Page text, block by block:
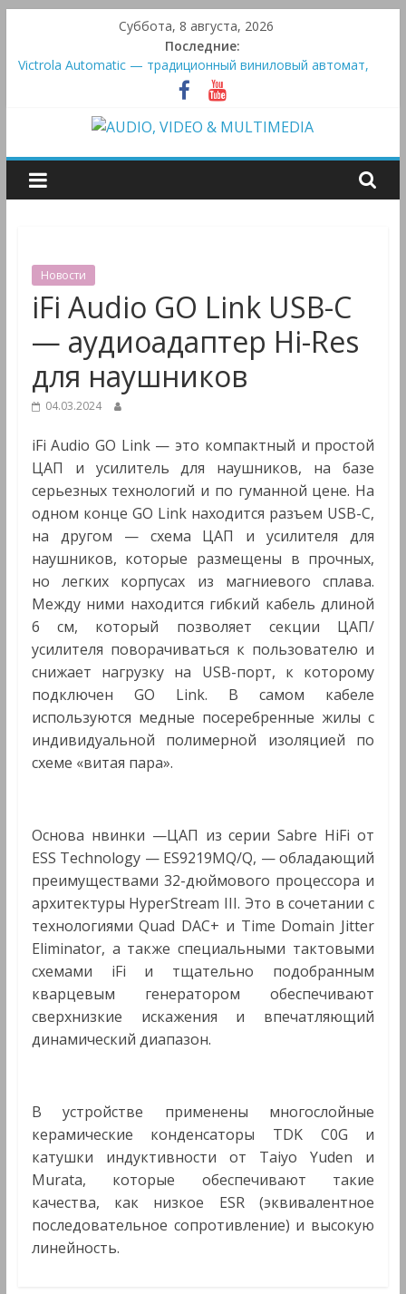
content
Суббота, 8 августа, 2026
Последние:
Victrola Automatic — традиционный виниловый автомат,
Активная система Meridian Ellipse: платформа R2 Electronics
Platform и программное ядро Atlas Ellipse
крикливые и выносливые
Преамп Schiit Saga 2: лестничная громкость, пассивный или
активный класс А
AUDIO,
VIDEO
&
MULTIMEDIA
Аудио,
Видео
Мультимедиа
Новости
iFi Audio GO Link USB-C
— аудиоадаптер Hi-Res
для наушников
04.03.2024
iFi Audio GO Link — это компактный и простой
ЦАП и усилитель для наушников, на базе
серьезных технологий и по гуманной цене. На
одном конце GO Link находится разъем USB-C,
на другом — схема ЦАП и усилителя для
наушников, которые размещены в прочных,
но легких корпусах из магниевого сплава.
Между ними находится гибкий кабель длиной
6 см, который позволяет секции ЦАП/
усилителя поворачиваться к пользователю и
снижает нагрузку на USB-порт, к которому
подключен GO Link. В самом кабеле
используются медные посеребренные жилы с
индивидуальной полимерной изоляцией по
схеме «витая пара».
Основа нвинки —ЦАП из серии Sabre HiFi от
ESS Technology — ES9219MQ/Q, — обладающий
преимуществами 32-дюймового процессора и
архитектуры HyperStream III. Это в сочетании с
технологиями Quad DAC+ и Time Domain Jitter
Eliminator, а также специальными тактовыми
схемами iFi и тщательно подобранным
кварцевым генератором обеспечивают
сверхнизкие искажения и впечатляющий
динамический диапазон.
В устройстве применены многослойные
керамические конденсаторы TDK C0G и
катушки индуктивности от Taiyo Yuden и
Murata, которые обеспечивают такие
качества, как низкое ESR (эквивалентное
последовательное сопротивление) и высокую
линейность.